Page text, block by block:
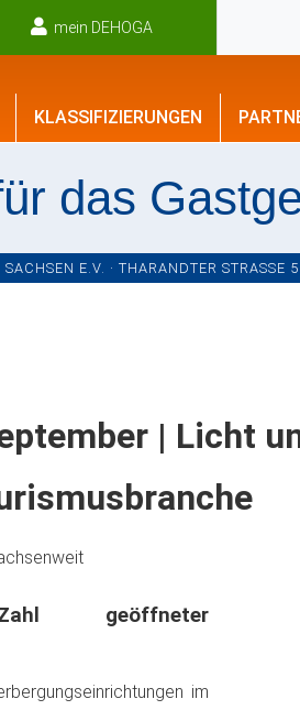
mein DEHOGA
KLASSIFIZIERUNGEN
das
E.V. · THARANDTER STRASSE
| Licht
geöffneter
im